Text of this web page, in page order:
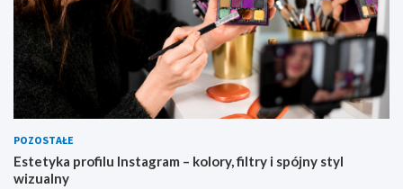
POZOSTAŁE
Estetyka profilu Instagram – kolory, filtry i spójny styl
wizualny